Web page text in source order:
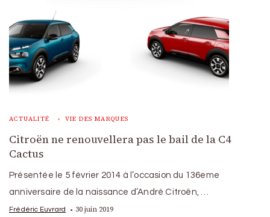
ACTUALITÉ VIE DES MARQUES
Citroën ne renouvellera pas le bail de la C4
Cactus
Présentée le 5 février 2014 à l’occasion du 136eme
anniversaire de la naissance d’André Citroën, …
Frédéric Euvrard 30 juin 2019